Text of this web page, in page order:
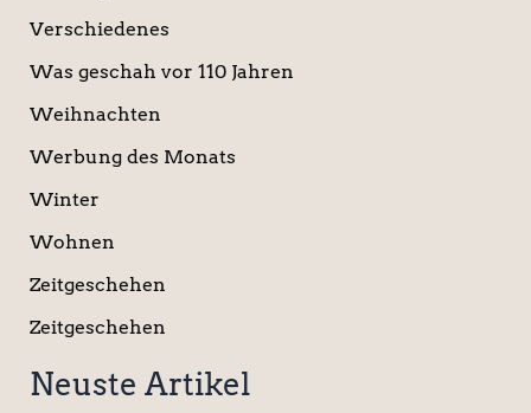
Verschiedenes
Was geschah vor 110 Jahren
Weihnachten
Werbung des Monats
Winter
Wohnen
Zeitgeschehen
Zeitgeschehen
Neuste Artikel